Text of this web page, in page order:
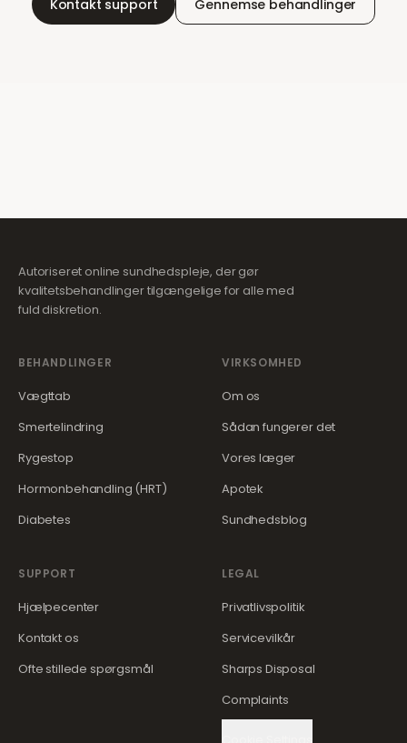
Kontakt support Gennemse behandlinger
Autoriseret online sundhedspleje, der gør
kvalitetsbehandlinger tilgængelige for alle med
fuld diskretion.
BEHANDLINGER
Vægttab
Smertelindring
Rygestop
Hormonbehandling (HRT)
Diabetes
VIRKSOMHED
Om os
Sådan fungerer det
Vores læger
Apotek
Sundhedsblog
SUPPORT
Hjælpecenter
Kontakt os
Ofte stillede spørgsmål
LEGAL
Privatlivspolitik
Servicevilkår
Sharps Disposal
Complaints